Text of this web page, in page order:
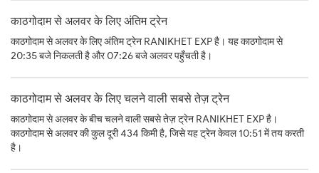
काठगोदाम से अलवर के लिए अंतिम ट्रेन
काठगोदाम से अलवर के लिए अंतिम ट्रेन RANIKHET EXP है। यह काठगोदाम से
20:35 बजे निकलती है और 07:26 बजे अलवर पहुँचती है।
काठगोदाम से अलवर के लिए चलने वाली सबसे तेज़ ट्रेन
काठगोदाम से अलवर के बीच चलने वाली सबसे तेज़ ट्रेन RANIKHET EXP है।
काठगोदाम से अलवर की कुल दूरी 434 किमी है, जिसे यह ट्रेन केवल 10:51 में तय करती
है।